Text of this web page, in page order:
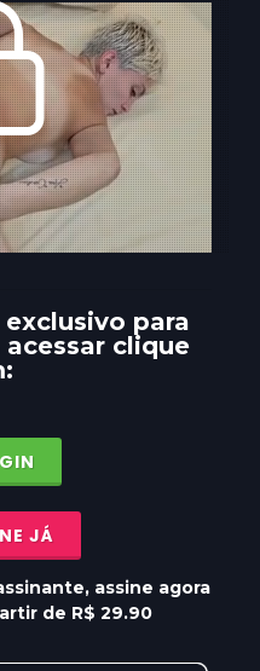
para
acessar clique
JÁ
assine agora
de R$ 29.90